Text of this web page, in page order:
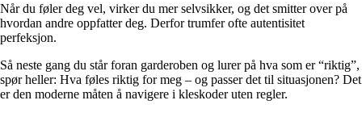
Når du føler deg vel, virker du mer selvsikker, og det smitter over på
hvordan andre oppfatter deg. Derfor trumfer ofte autentisitet
perfeksjon.
Så neste gang du står foran garderoben og lurer på hva som er “riktig”,
spør heller: Hva føles riktig for meg – og passer det til situasjonen? Det
er den moderne måten å navigere i kleskoder uten regler.